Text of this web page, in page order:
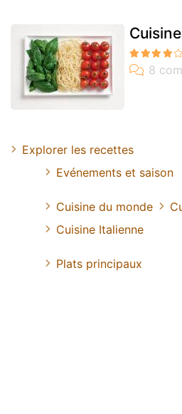
Explorer les recettes
Evénements et saison
Cuisine du monde
Cuisine Italienne
Plats principaux